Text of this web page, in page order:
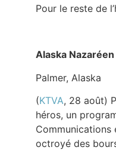
Pour le reste de
Alaska
Palmer, Alaska
(KTVA, 28 août)
héros, un
Communications
octroyé des